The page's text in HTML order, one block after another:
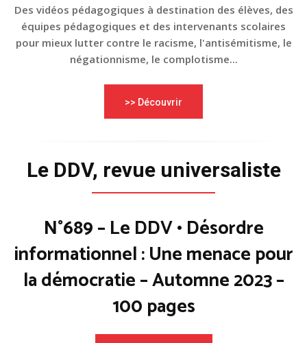
Des vidéos pédagogiques à destination des élèves, des
équipes pédagogiques et des intervenants scolaires
pour mieux lutter contre le racisme, l'antisémitisme, le
négationnisme, le complotisme...
>> Découvrir
Le DDV, revue universaliste
N°689 – Le DDV • Désordre
informationnel : Une menace pour
la démocratie – Automne 2023 –
100 pages